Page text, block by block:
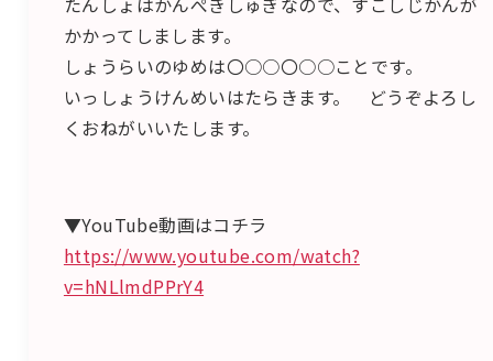
かかってしまします。
しょうらいのゆめは〇○○〇○○ことです。
いっしょうけんめいはたらきます。 どうぞよろし
くおねがいいたします。
▼YouTube動画はコチラ
https://www.youtube.com/watch?
v=hNLlmdPPrY4